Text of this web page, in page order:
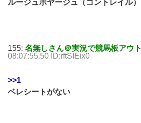
ルージュボヤージュ（コントレイル）
155: 名無しさん＠実況で競馬板アウト
08:07:55.50 ID:rftSIEix0
>>1
ベレシートがない